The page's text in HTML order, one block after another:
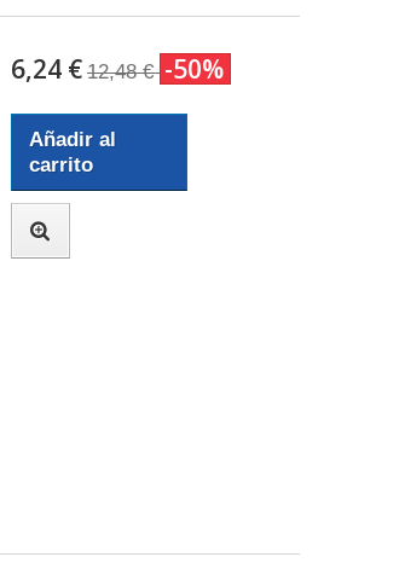
6,24 € 12,48 € -50%
Añadir al
carrito